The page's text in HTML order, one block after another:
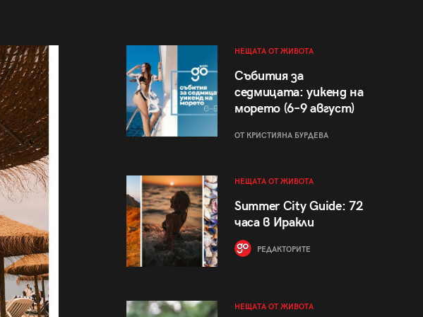
НЕЩАТА ОТ ЖИВОТА
Събития за
седмицата: уикенд на
морето (6–9 август)
ОТ КРИСТИЯНА БУРДЕВА
НЕЩАТА ОТ ЖИВОТА
Summer City Guide: 72
часа в Иракли
РЕДАКТОРИТЕ
НЕЩАТА ОТ ЖИВОТА